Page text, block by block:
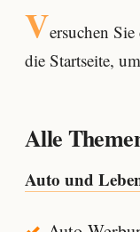
Versuchen
die Startseite,
Alle
Auto und